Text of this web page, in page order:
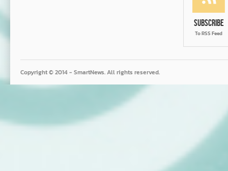
Subscribe
To RSS Feed
Copyright © 2014 - SmartNews. All rights reserved.